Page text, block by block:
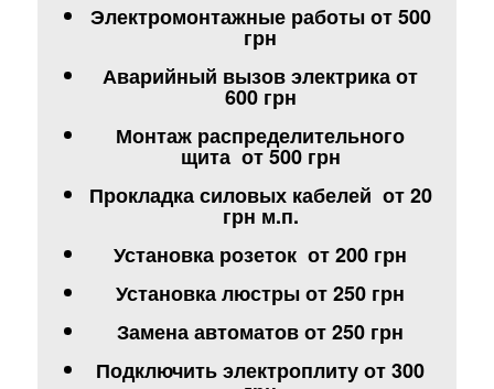
Электромонтажные работы от 500
грн
Аварийный вызов электрика от
600 грн
Монтаж распределительного
щита от 500 грн
Прокладка силовых кабелей от 20
грн м.п.
Установка розеток от 200 грн
Установка люстры от 250 грн
Замена автоматов от 250 грн
Подключить электроплиту от 300